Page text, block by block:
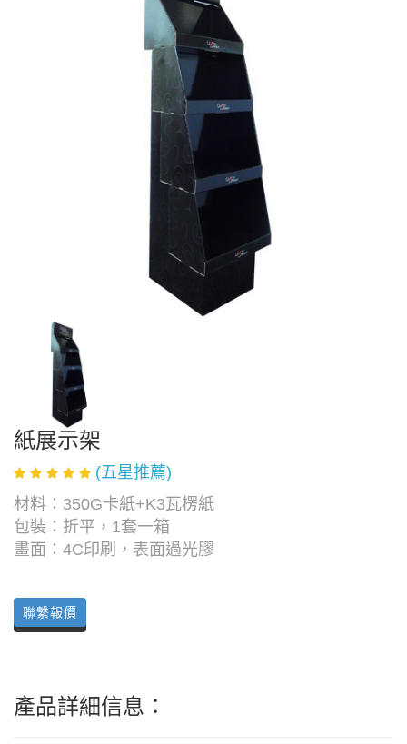
紙展示架
(五星推薦)
材料：350G卡紙+K3瓦楞紙
包裝：折平，1套一箱
畫面：4C印刷，表面過光膠
聯繫報價
產品詳細信息：